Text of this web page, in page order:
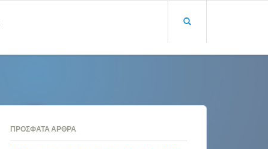
ΠΡΌΣΦΑΤΑ ΆΡΘΡΑ